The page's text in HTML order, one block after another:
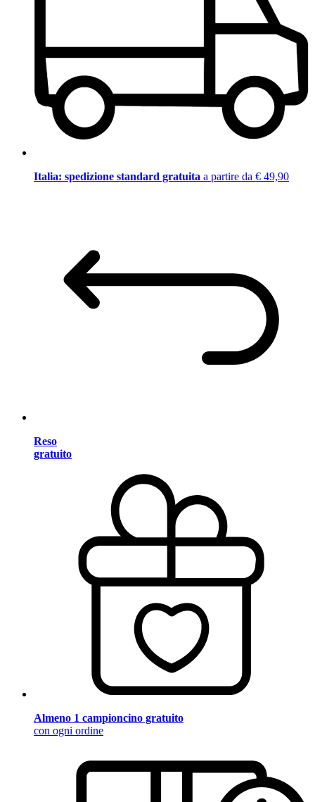
Italia: spedizione standard gratuita a partire da € 49,90
Reso
gratuito
Almeno 1 campioncino gratuito
con ogni ordine